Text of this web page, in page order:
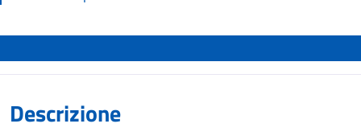
Descrizione